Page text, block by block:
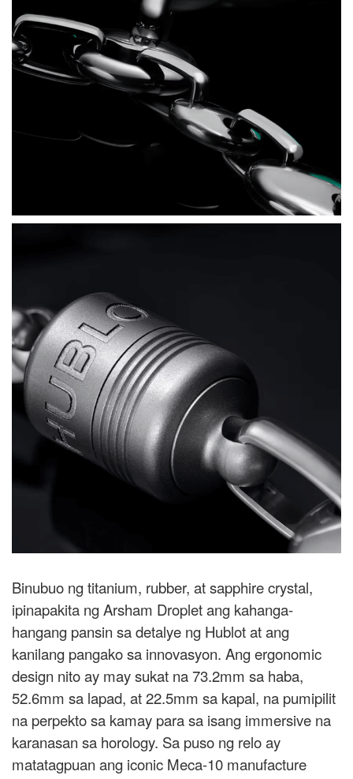
Binubuo ng titanium, rubber, at sapphire crystal,
ipinapakita ng Arsham Droplet ang kahanga-
hangang pansin sa detalye ng Hublot at ang
kanilang pangako sa innovasyon. Ang ergonomic
design nito ay may sukat na 73.2mm sa haba,
52.6mm sa lapad, at 22.5mm sa kapal, na pumipilit
na perpekto sa kamay para sa isang immersive na
karanasan sa horology. Sa puso ng relo ay
matatagpuan ang iconic Meca-10 manufacture